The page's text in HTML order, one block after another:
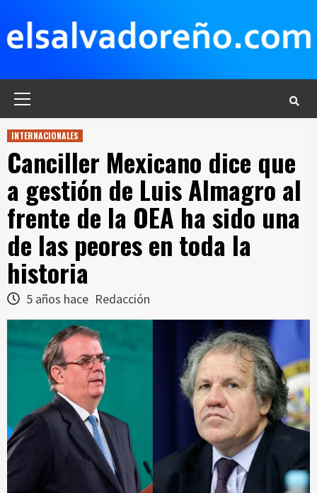
contenido
INTERNACIONALES
Canciller Mexicano dice que
a gestión de Luis Almagro al
frente de la OEA ha sido una
de las peores en toda la
historia
5 años hace Redacción